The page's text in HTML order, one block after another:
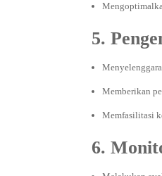
5.
Memberikan
Memfasilitasi
6.